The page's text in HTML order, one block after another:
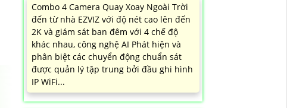
Combo 4 Camera Quay Xoay Ngoài Trời
đến từ nhà EZVIZ với độ nét cao lên đến
2K và giám sát ban đêm với 4 chế độ
khác nhau, công nghệ AI Phát hiện và
phân biệt các chuyển động chuẩn sát
được quản lý tập trung bởi đầu ghi hình
IP WiFi...